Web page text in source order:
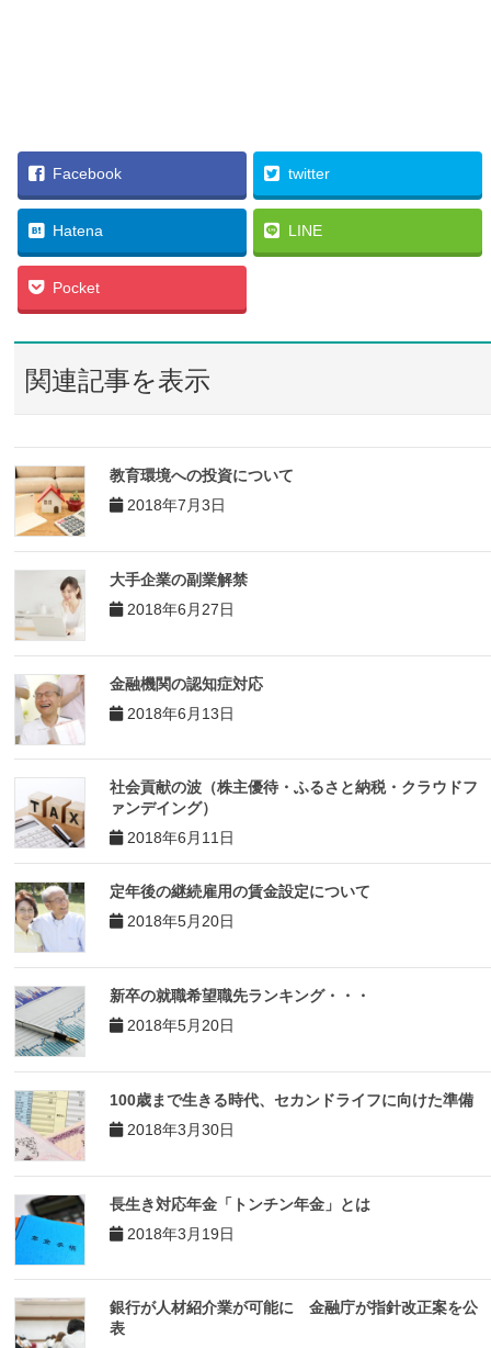
Facebook twitter
Hatena LINE
Pocket
関連記事を表示
教育環境への投資について
2018年7月3日
大手企業の副業解禁
2018年6月27日
金融機関の認知症対応
2018年6月13日
社会貢献の波（株主優待・ふるさと納税・クラウドフ
ァンデイング）
2018年6月11日
定年後の継続雇用の賃金設定について
2018年5月20日
新卒の就職希望職先ランキング・・・
2018年5月20日
100歳まで生きる時代、セカンドライフに向けた準備
2018年3月30日
長生き対応年金「トンチン年金」とは
2018年3月19日
銀行が人材紹介業が可能に 金融庁が指針改正案を公
表